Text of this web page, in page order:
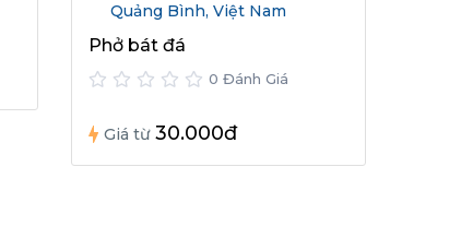
Quảng Bình, Việt Nam
Phở bát đá
0 Đánh Giá
Giá từ 30.000đ